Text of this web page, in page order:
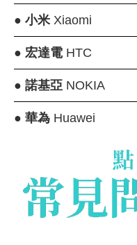
● 小米Xiaomi
● 宏達電HTC
● 諾基亞NOKIA
● 華為Huawei